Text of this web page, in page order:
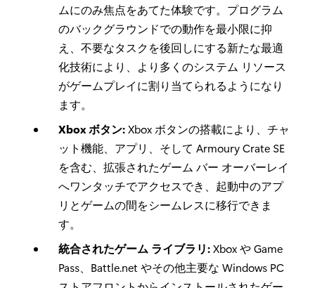
ムにのみ焦点をあてた体験です。プログラム
のバックグラウンドでの動作を最小限に抑
え、不要なタスクを後回しにする新たな最適
化技術により、より多くのシステム リソース
がゲームプレイに割り当てられるようになり
ます。
Xbox ボタン:Xbox ボタンの搭載により、チャ
ット機能、アプリ、そして Armoury Crate SE
を含む、拡張されたゲーム バー オーバーレイ
へワンタッチでアクセスでき、起動中のアプ
リとゲームの間をシームレスに移行できま
す。
統合されたゲーム ライブラリ:Xbox や Game
Pass、Battle.net やその他主要な Windows PC